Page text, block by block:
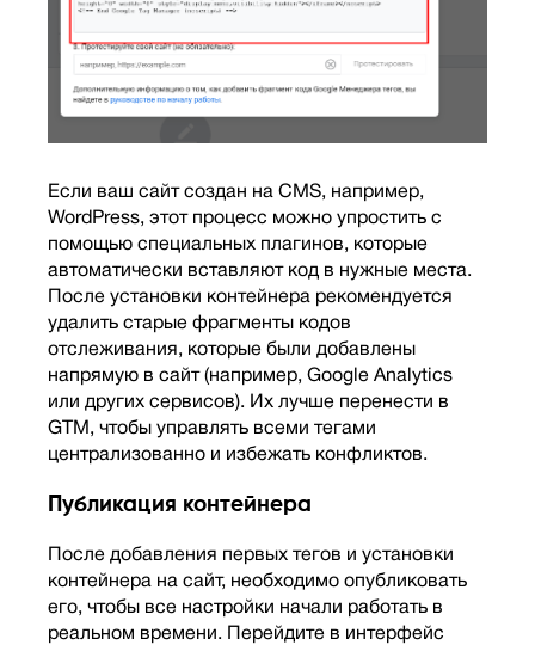
Если ваш сайт создан на CMS, например,
WordPress, этот процесс можно упростить с
помощью специальных плагинов, которые
автоматически вставляют код в нужные места.
После установки контейнера рекомендуется
удалить старые фрагменты кодов
отслеживания, которые были добавлены
напрямую в сайт (например, Google Analytics
или других сервисов). Их лучше перенести в
GTM, чтобы управлять всеми тегами
централизованно и избежать конфликтов.
Публикация контейнера
После добавления первых тегов и установки
контейнера на сайт, необходимо опубликовать
его, чтобы все настройки начали работать в
реальном времени. Перейдите в интерфейс